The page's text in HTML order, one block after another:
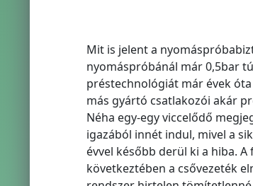
Mit is jelent a
nyomáspróbánál már 0,5bar
préstechnológiát már évek
más gyártó csatlakozói akár
Néha egy-egy viccelődő
igazából innét indul, mivel a
évvel később derül ki a hiba.
következtében a csővezeték